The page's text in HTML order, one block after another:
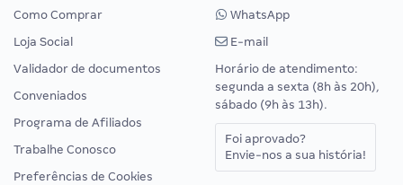
Como Comprar
Loja Social
Validador de documentos
Conveniados
Programa de Afiliados
Trabalhe Conosco
Preferências de Cookies
WhatsApp
E-mail
Horário de atendimento:
segunda a sexta (8h às 20h),
sábado (9h às 13h).
Foi aprovado?
Envie-nos a sua história!